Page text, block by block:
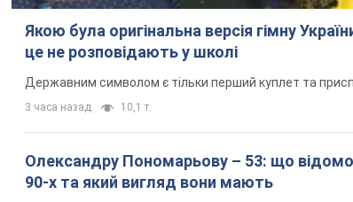
Якою була оригінальна версія гімну
це не розповідають у школі
Державним символом є тільки перший куплет та
3 часа назад 10,1 т.
Олександру Пономарьову – 53: що
90-х та який вигляд вони мають